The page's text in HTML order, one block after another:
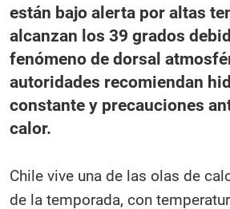
están bajo alerta por altas
alcanzan los 39 grados
fenómeno de dorsal
autoridades recomiendan
constante y precauciones
calor.
Chile vive una de las olas de
de la temporada, con